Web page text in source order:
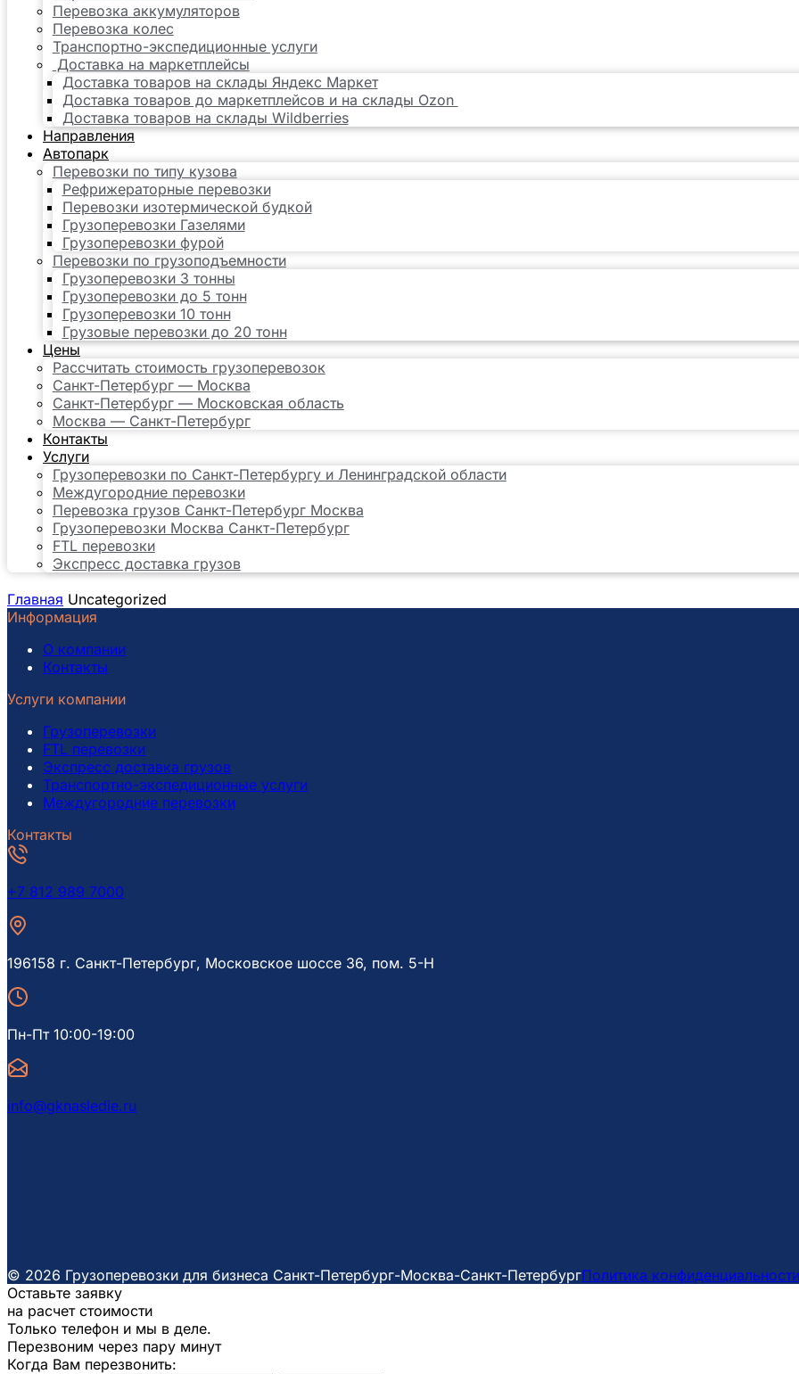
Перевозка аккумуляторов
Перевозка колес
Транспортно-экспедиционные услуги
Доставка на маркетплейсы
Доставка товаров на склады Яндекс Маркет
Доставка товаров до маркетплейсов и на склады Ozon
Доставка товаров на склады Wildberries
Направления
Автопарк
Перевозки по типу кузова
Рефрижераторные перевозки
Перевозки изотермической будкой
Грузоперевозки Газелями
Грузоперевозки фурой
Перевозки по грузоподъемности
Грузоперевозки 3 тонны
Грузоперевозки до 5 тонн
Грузоперевозки 10 тонн
Грузовые перевозки до 20 тонн
Цены
Рассчитать стоимость грузоперевозок
Санкт-Петербург — Москва
Санкт-Петербург — Московская область
Москва — Санкт-Петербург
Контакты
Услуги
Грузоперевозки по Санкт-Петербургу и Ленинградской области
Междугородние перевозки
Перевозка грузов Санкт-Петербург Москва
Грузоперевозки Москва Санкт-Петербург
FTL перевозки
Экспресс доставка грузов
Главная Uncategorized
Информация
О компании
Контакты
Услуги компании
Грузоперевозки
FTL перевозки
Экспресс доставка грузов
Транспортно-экспедиционные услуги
Междугородние перевозки
Контакты
+7 812 989 7000
196158 г. Санкт-Петербург, Московское шоссе 36, пом. 5-Н
Пн-Пт 10:00-19:00
info@gknasledie.ru
© 2026 Грузоперевозки для бизнеса Санкт-Петербург-Москва-Санкт-ПетербургПолитика конфиденциальности
Оставьте заявку
на расчет стоимости
Только телефон и мы в деле.
Перезвоним через пару минут
Когда Вам перезвонить: